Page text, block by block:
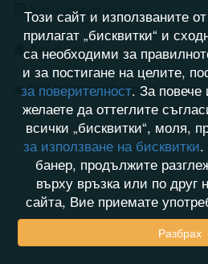
Хронология на игри
Активност
Кой видя профила на larinka
Този сайт и използваните
прилагат „бисквитки“ и
са необходими за
и за постигане на целите,
за поверителност. За
желаете да оттеглите
всички „бисквитки“, моля,
за използване на бисквитки.
банер, продължите
върху връзка или по друг
сайта, Вие приемате
Разбрах